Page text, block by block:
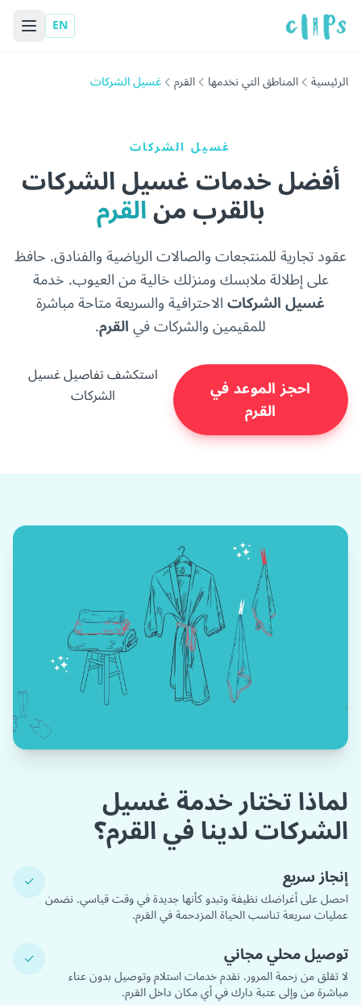
EN
الرئيسية المناطق التي نخدمها القرم غسيل الشركات
غسيل الشركات
أفضل خدمات غسيل الشركات
بالقرب منالقرم
عقود تجارية للمنتجعات والصالات الرياضية والفنادق. حافظ
على إطلالة ملابسك ومنزلك خالية من العيوب. خدمة
غسيل الشركاتالاحترافية والسريعة متاحة مباشرة
للمقيمين والشركات فيالقرم.
احجز الموعد في
القرم
استكشف تفاصيل غسيل
الشركات
لماذا تختار خدمة غسيل
الشركات لدينا في القرم؟
✓ إنجاز سريع
احصل على أغراضك نظيفة وتبدو كأنها جديدة في وقت قياسي. نضمن
عمليات سريعة تناسب الحياة المزدحمة في القرم.
✓ توصيل محلي مجاني
لا تقلق من زحمة المرور. نقدم خدمات استلام وتوصيل بدون عناء
مباشرة من وإلى عتبة دارك في أي مكان داخل القرم.